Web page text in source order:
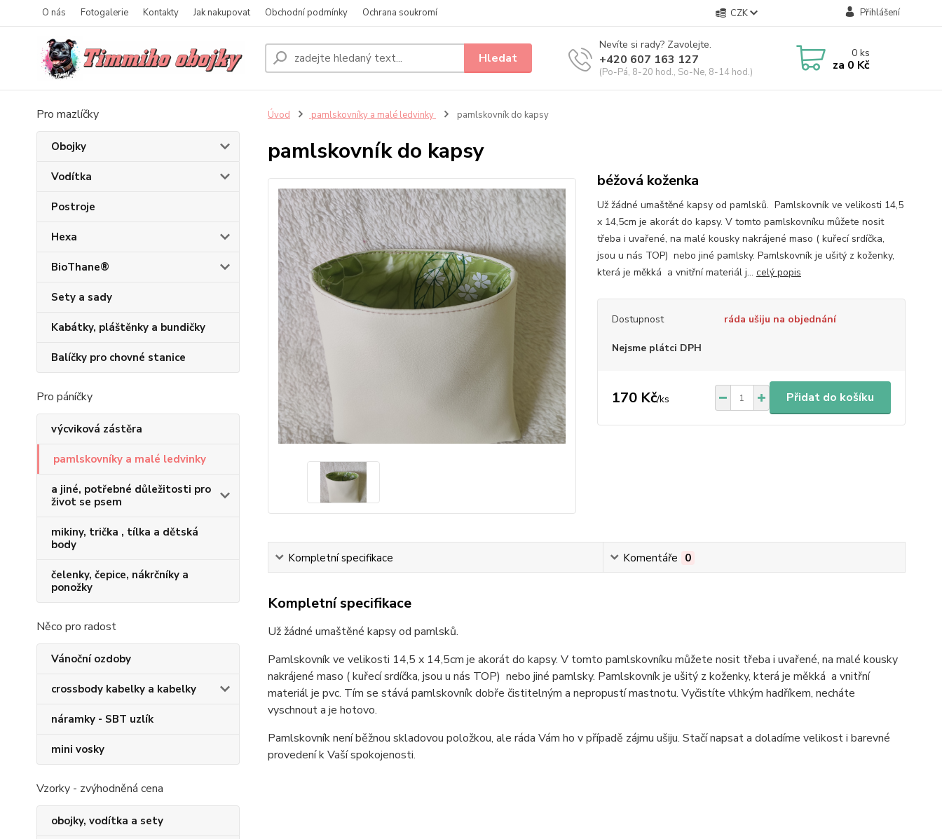
O nás Fotogalerie Kontakty Jak nakupovat Obchodní podmínky Ochrana soukromí CZK Přihlášení
Hledat
Nevíte si rady? Zavolejte.
+420 607 163 127
(Po-Pá, 8-20 hod., So-Ne, 8-14 hod.)
0ks
za 0 Kč
Pro mazlíčky
Obojky
Vodítka
Postroje
Hexa
BioThane®
Sety a sady
Kabátky, pláštěnky a bundičky
Balíčky pro chovné stanice
Pro páníčky
výcviková zástěra
pamlskovníky a malé ledvinky
a jiné, potřebné důležitosti pro
život se psem
mikiny, trička , tílka a dětská
body
čelenky, čepice, nákrčníky a
ponožky
Něco pro radost
Vánoční ozdoby
crossbody kabelky a kabelky
náramky - SBT uzlík
mini vosky
Vzorky - zvýhodněná cena
obojky, vodítka a sety
Úvod pamlskovníky a malé ledvinky pamlskovník do kapsy
pamlskovník do kapsy
béžová koženka
Už žádné umaštěné kapsy od pamlsků. Pamlskovník ve velikosti 14,5
x 14,5cm je akorát do kapsy. V tomto pamlskovníku můžete nosit
třeba i uvařené, na malé kousky nakrájené maso ( kuřecí srdíčka,
jsou u nás TOP) nebo jiné pamlsky. Pamlskovník je ušitý z koženky,
která je měkká a vnitřní materiál j... celý popis
Dostupnost ráda ušiju na objednání
Nejsme plátci DPH
170 Kč/ks Přidat do košíku
Kompletní specifikace Komentáře 0
Kompletní specifikace
Už žádné umaštěné kapsy od pamlsků.
Pamlskovník ve velikosti 14,5 x 14,5cm je akorát do kapsy. V tomto pamlskovníku můžete nosit třeba i uvařené, na malé kousky
nakrájené maso ( kuřecí srdíčka, jsou u nás TOP) nebo jiné pamlsky. Pamlskovník je ušitý z koženky, která je měkká a vnitřní
materiál je pvc. Tím se stává pamlskovník dobře čistitelným a nepropustí mastnotu. Vyčistíte vlhkým hadříkem, necháte
vyschnout a je hotovo.
Pamlskovník není běžnou skladovou položkou, ale ráda Vám ho v případě zájmu ušiju. Stačí napsat a doladíme velikost i barevné
provedení k Vaší spokojenosti.